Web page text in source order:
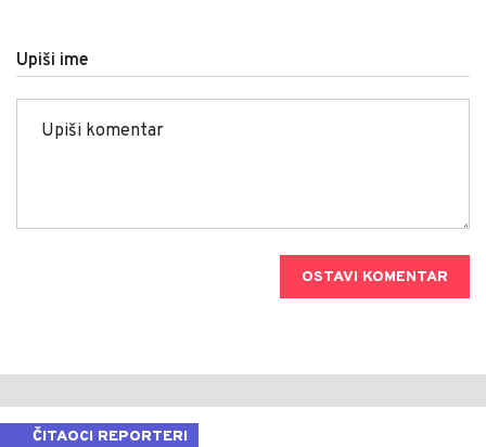
Upiši ime
OSTAVI KOMENTAR
ČITAOCI REPORTERI